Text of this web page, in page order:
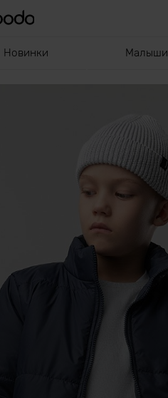
Новинки Малыши